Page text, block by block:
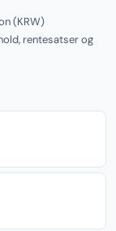
(KRW)
rentesatser og